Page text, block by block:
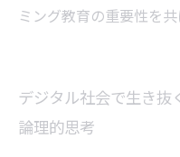
ミング教育の重要性を
デジタル社会で生き抜
論理的思考